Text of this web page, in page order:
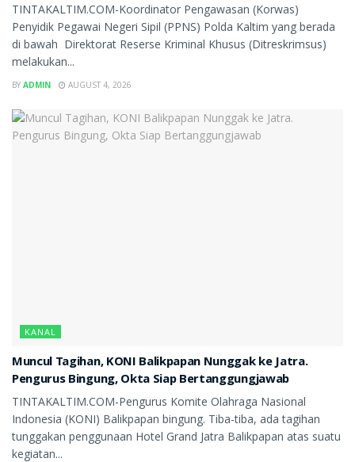
TINTAKALTIM.COM-Koordinator Pengawasan (Korwas)
Penyidik Pegawai Negeri Sipil (PPNS) Polda Kaltim yang berada
di bawah Direktorat Reserse Kriminal Khusus (Ditreskrimsus)
melakukan...
BY ADMIN AUGUST 4, 2026
KANAL
Muncul Tagihan, KONI Balikpapan Nunggak ke Jatra.
Pengurus Bingung, Okta Siap Bertanggungjawab
TINTAKALTIM.COM-Pengurus Komite Olahraga Nasional
Indonesia (KONI) Balikpapan bingung. Tiba-tiba, ada tagihan
tunggakan penggunaan Hotel Grand Jatra Balikpapan atas suatu
kegiatan...